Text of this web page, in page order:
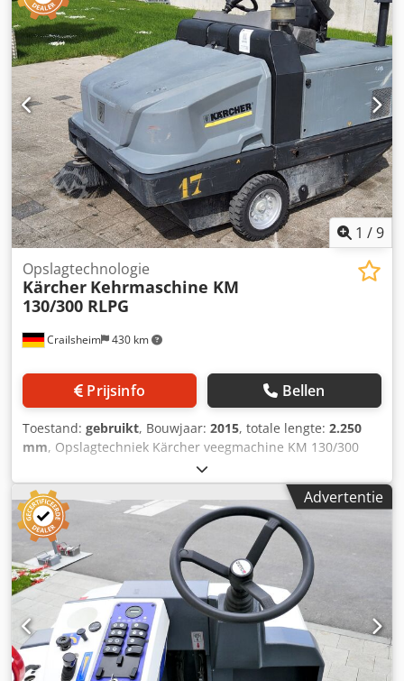
zijborstel Zwenkhoek max. 26° (links en rechts) Gewicht:
133 kg Afmetingen: 1400 × 1200 × 750 mm Uitgerust met
een pendelophanging en een snelwisselsysteem. Geschikt
voor montage aan een koppeldriehoek (A-frame), een
voorste hefinrichting van categorie I/II of speciale
snelkoppelingen van voorop gemonteerde maaiers. Staat:
ongebruikt
1 /9
Crailsheim 430 km
Opslagtechnologie
Kärcher Kehrmaschine KM
130/300 RLPG
Prijsinfo Bellen
Toestand: gebruikt, Bouwjaar: 2015, totale lengte: 2.250
mm, Opslagtechniek Kärcher veegmachine KM 130/300
RLPG Aandrijving diesel Crsdpfxszcztvo Ai Ref Bouwjaar
2015
Advertentie